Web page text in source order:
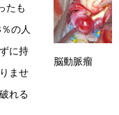
たも
の人
に持
ませ
れる
脳動脈瘤